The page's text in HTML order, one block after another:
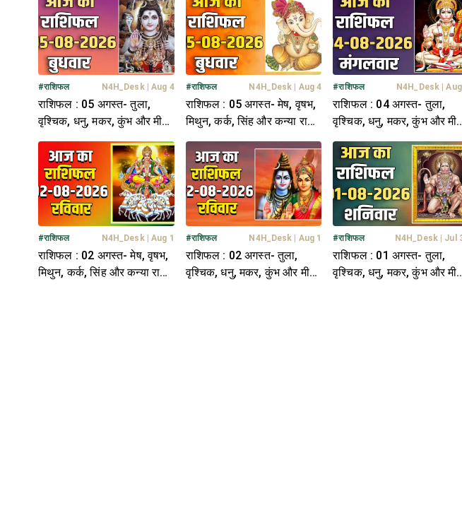
#राशिफल N4H_Desk| Aug 4
राशिफल : 05 अगस्त- तुला,
वृश्चिक, धनु, मकर, कुंभ और मीन
#राशिफल N4H_Desk | Aug 4
राशिफल : 05 अगस्त- मेष, वृषभ,
मिथुन, कर्क, सिंह और कन्या राशि-
#राशिफल N4H_Desk |
राशिफल : 04 अगस्त- तुला,
वृश्चिक, धनु, मकर, कुंभ और
#राशिफल N4H_Desk| Aug 1
राशिफल : 02 अगस्त- मेष, वृषभ,
मिथुन, कर्क, सिंह और कन्या राशि-
#राशिफल N4H_Desk | Aug 1
राशिफल : 02 अगस्त- तुला,
वृश्चिक, धनु, मकर, कुंभ और मीन
#राशिफल N4H_Desk| Jul
राशिफल : 01 अगस्त- तुला,
वृश्चिक, धनु, मकर, कुंभ और